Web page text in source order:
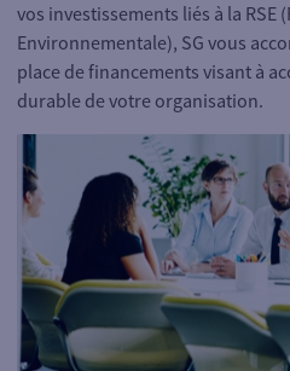
vos investissements liés à la RSE
Environnementale), SG vous
place de financements visant à
durable de votre organisation.